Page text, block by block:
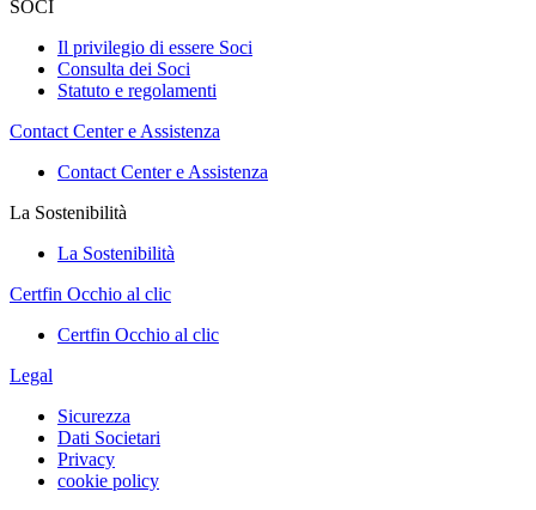
SOCI
Il privilegio di essere Soci
Consulta dei Soci
Statuto e regolamenti
Contact Center e Assistenza
Contact Center e Assistenza
La Sostenibilità
La Sostenibilità
Certfin Occhio al clic
Certfin Occhio al clic
Legal
Sicurezza
Dati Societari
Privacy
cookie policy